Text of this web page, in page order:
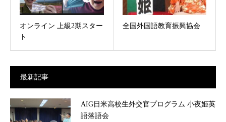
オンライン 上級2期スター
ト
全国外国語教育振興協会
最新記事
AIG日米高校生外交官プログラム 小夜姫英
語落語会